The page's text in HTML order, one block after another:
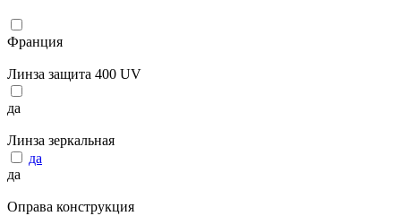
Франция
Линза защита 400 UV
да
Линза зеркальная
да
да
Оправа конструкция